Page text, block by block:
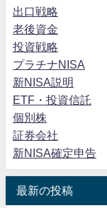
出口戦略
老後資金
投資戦略
プラチナNISA
新NISA説明
ETF・投資信託
個別株
証券会社
新NISA確定申告
最新の投稿